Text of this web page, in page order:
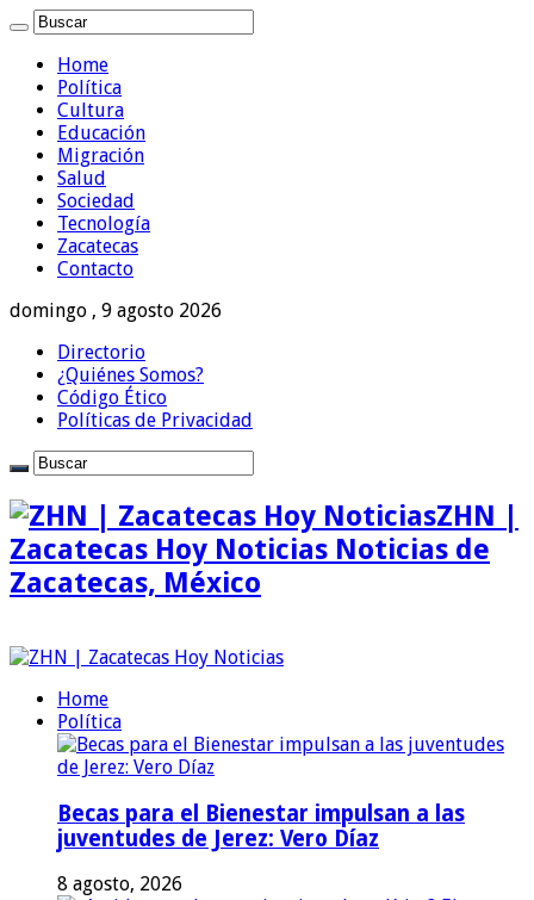
Home
Política
Cultura
Educación
Migración
Salud
Sociedad
Tecnología
Zacatecas
Contacto
domingo , 9 agosto 2026
Directorio
¿Quiénes Somos?
Código Ético
Políticas de Privacidad
ZHN |
Zacatecas Hoy Noticias Noticias de
Zacatecas, México
Home
Política
Becas para el Bienestar impulsan a las
juventudes de Jerez: Vero Díaz
8 agosto, 2026